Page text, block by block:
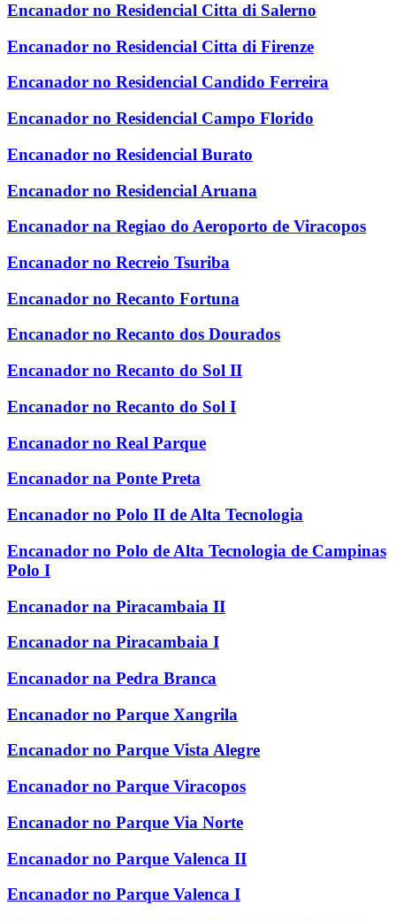
Encanador no Residencial Citta di Salerno
Encanador no Residencial Citta di Firenze
Encanador no Residencial Candido Ferreira
Encanador no Residencial Campo Florido
Encanador no Residencial Burato
Encanador no Residencial Aruana
Encanador na Regiao do Aeroporto de Viracopos
Encanador no Recreio Tsuriba
Encanador no Recanto Fortuna
Encanador no Recanto dos Dourados
Encanador no Recanto do Sol II
Encanador no Recanto do Sol I
Encanador no Real Parque
Encanador na Ponte Preta
Encanador no Polo II de Alta Tecnologia
Encanador no Polo de Alta Tecnologia de Campinas
Polo I
Encanador na Piracambaia II
Encanador na Piracambaia I
Encanador na Pedra Branca
Encanador no Parque Xangrila
Encanador no Parque Vista Alegre
Encanador no Parque Viracopos
Encanador no Parque Via Norte
Encanador no Parque Valenca II
Encanador no Parque Valenca I